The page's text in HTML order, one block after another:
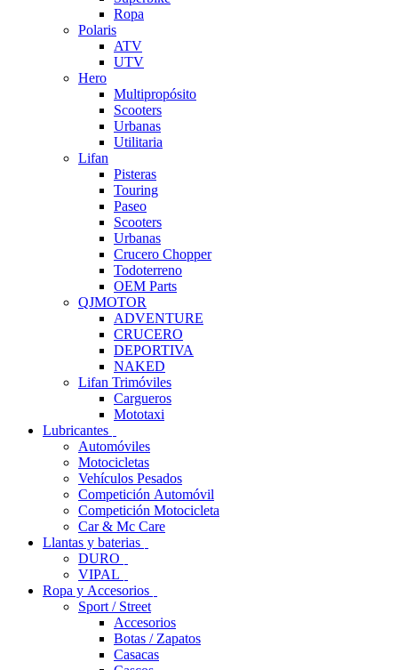
Ropa
Polaris
ATV
UTV
Hero
Multipropósito
Scooters
Urbanas
Utilitaria
Lifan
Pisteras
Touring
Paseo
Scooters
Urbanas
Crucero Chopper
Todoterreno
OEM Parts
QJMOTOR
ADVENTURE
CRUCERO
DEPORTIVA
NAKED
Lifan Trimóviles
Cargueros
Mototaxi
Lubricantes
Automóviles
Motocicletas
Vehículos Pesados
Competición Automóvil
Competición Motocicleta
Car & Mc Care
Llantas y baterias
DURO
VIPAL
Ropa y Accesorios
Sport / Street
Accesorios
Botas / Zapatos
Casacas